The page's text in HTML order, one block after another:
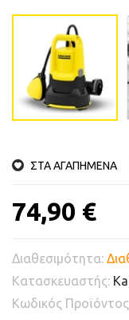
ΣΤΑ ΑΓΑΠΗΜΕΝΑ
74,90 €
Διαθεσιμότητα:
Κατασκευαστής:
Κωδικός